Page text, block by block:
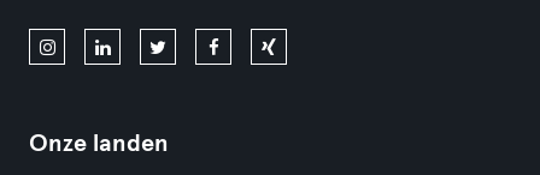
Onze landen